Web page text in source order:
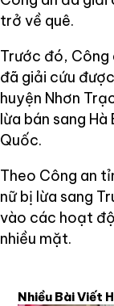
trở về quê.
Trước đó, Công
đã giải cứu
huyện Nhơn
lừa bán sang
Quốc.
Theo Công an
nữ bị lừa sang
vào các hoạt
nhiều mặt.
Nhiều Bài Viết